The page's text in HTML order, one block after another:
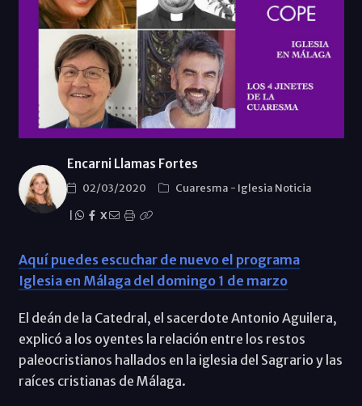
Encarni Llamas Fortes
02/03/2020 Cuaresma - Iglesia Noticia
X
Aquí puedes escuchar de nuevo el programa
Iglesia en Málaga del domingo 1 de marzo
El deán de la Catedral, el sacerdote Antonio Aguilera,
explicó a los oyentes la relación entre los restos
paleocristianos hallados en la iglesia del Sagrario y las
raíces cristianas de Málaga.